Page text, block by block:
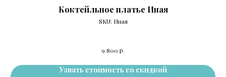
Коктейльное платье Иная
SKU: Иная
9 800 р.
Узнать стоимость со скидкой